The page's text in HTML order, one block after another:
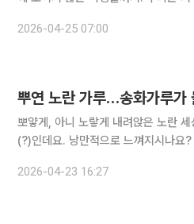
2026-04-25 07:00
뿌연 노란 가루…송화가루가
뽀얗게, 아니 노랗게 내려앉은 노란
(?)인데요. 낭만적으로 느껴지시나요? 아니요. 이건 절
민감한 이들에게는 그보다 훨씬 성가
2026-04-23 16:27